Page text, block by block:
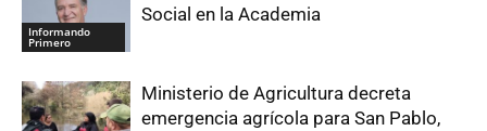
Informando
Primero
Social en la Academia
Ministerio de Agricultura decreta
emergencia agrícola para San Pablo,